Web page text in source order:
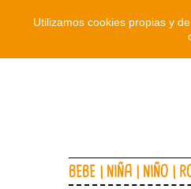
BEBE NIÑA NIÑO
Utilizamos cookies propias y